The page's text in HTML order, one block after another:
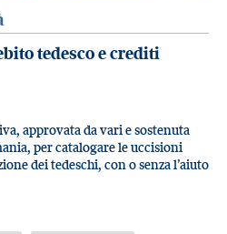
tedesco e crediti
approvata da vari e sostenuta
per catalogare le uccisioni
dei tedeschi, con o senza l’aiuto